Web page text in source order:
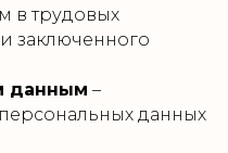
в трудовых
заключенного
данным –
данных